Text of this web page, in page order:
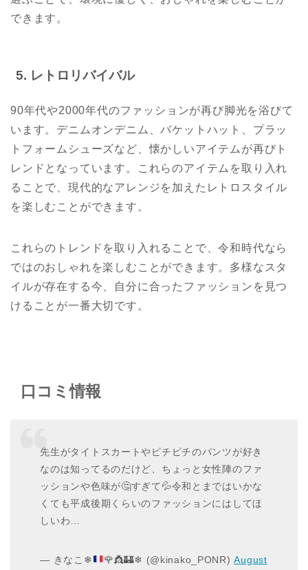
できます。
5. レトロリバイバル
90年代や2000年代のファッションが再び脚光を浴びて
います。デニムオンデニム、バケットハット、プラッ
トフォームシューズなど、懐かしいアイテムが再びト
レンドとなっています。これらのアイテムを取り入れ
ることで、現代的なアレンジを加えたレトロスタイル
を楽しむことができます。
これらのトレンドを取り入れることで、令和時代なら
ではのおしゃれを楽しむことができます。多様なスタ
イルが存在する今、自分に合ったファッションを見つ
けることが一番大切です。
口コミ情報
先生がタイトスカートやピチピチのパンツが好き
なのは知ってるのだけど、ちょっと女性陣のファ
ッションや色味が🤔すぎて💦令和とまではいかな
くても平成後期くらいのファッションにはしてほ
しいわ…
— きなこ ❄ 🌹👸🏰❄ (@kinako_PONR)August